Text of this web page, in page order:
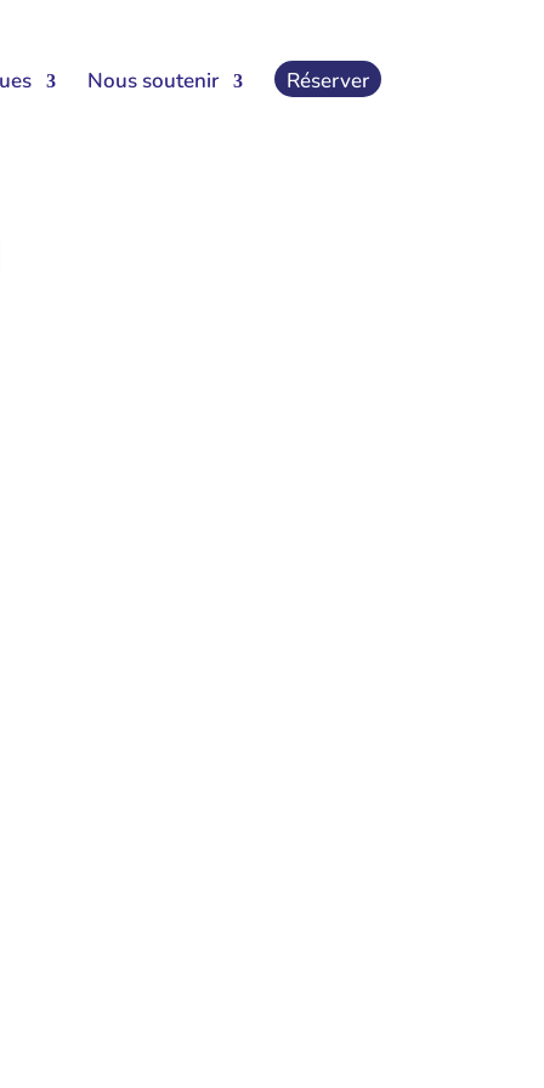
Nous soutenir Réserver